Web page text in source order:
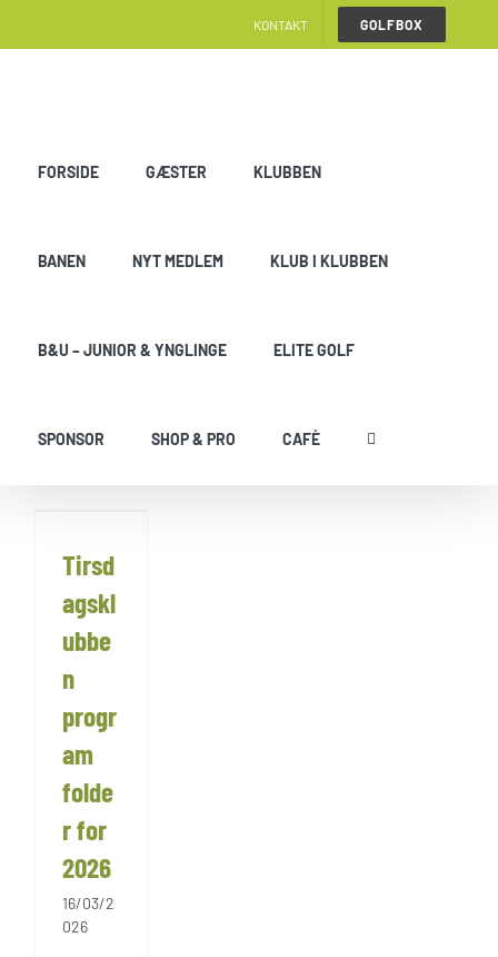
to
KONTAKT GOLFBOX
FORSIDE GÆSTER KLUBBEN
BANEN NYT MEDLEM KLUB I KLUBBEN
B&U – JUNIOR & YNGLINGE ELITE GOLF
SPONSOR SHOP & PRO CAFÈ
Tirsd
agskl
ubbe
n
progr
am
folde
r for
2026
16/03/2
026